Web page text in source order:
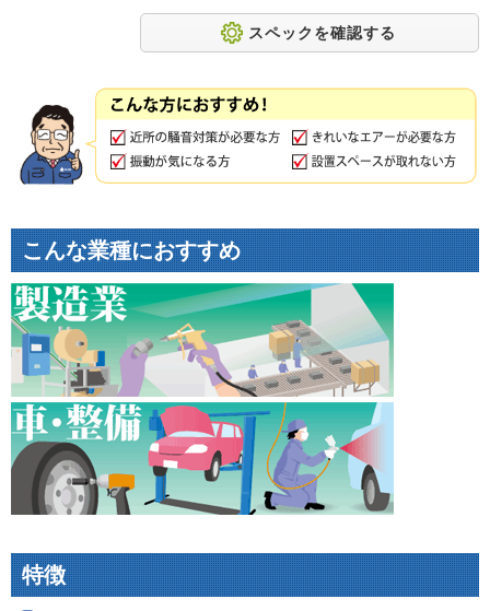
スペックを確認する
こんな業種におすすめ
特徴